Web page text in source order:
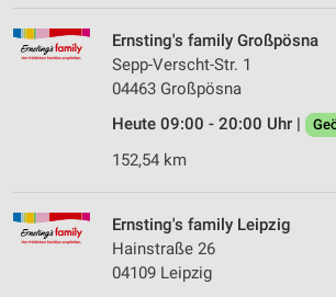
Ernsting's family Großpösna
Sepp-Verscht-Str. 1
04463 Großpösna
Heute 09:00 - 20:00 Uhr |
152,54 km
Ernsting's family Leipzig
Hainstraße 26
04109 Leipzig